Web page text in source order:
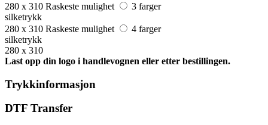
280 x 310 Raskeste mulighet
3 farger
silketrykk
280 x 310 Raskeste mulighet
4 farger
silketrykk
280 x 310
Last opp din logo i handlevognen eller etter bestillingen.
Trykkinformasjon
DTF Transfer